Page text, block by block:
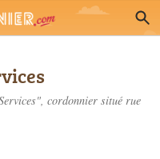
cordonnier situé rue